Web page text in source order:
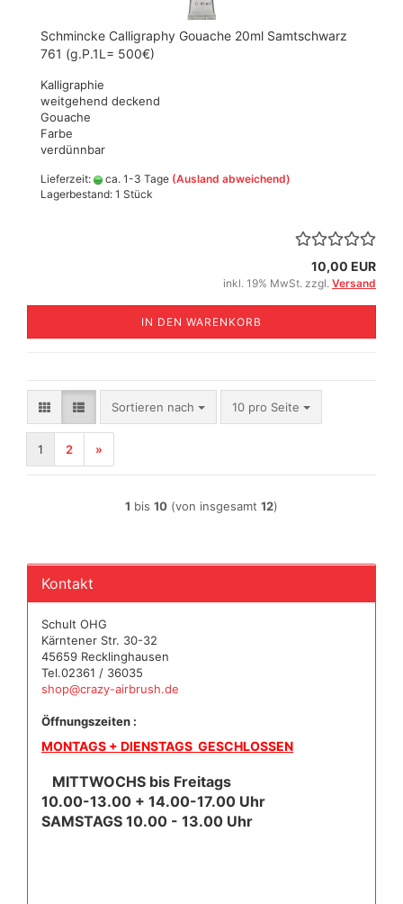
Schmincke Calligraphy Gouache 20ml Samtschwarz
761 (g.P.1L= 500€)
Kalligraphie
weitgehend deckend
Gouache
Farbe
verdünnbar
Lieferzeit: ca. 1-3 Tage (Ausland abweichend)
Lagerbestand: 1 Stück
10,00 EUR
inkl. 19% MwSt. zzgl. Versand
IN DEN WARENKORB
Sortieren nach
Sortieren nach 10 pro Seite
pro Seite
1 2 »
1 bis 10 (von insgesamt 12)
Kontakt
Schult OHG
Kärntener Str. 30-32
45659 Recklinghausen
Tel.02361 / 36035
shop@crazy-airbrush.de
Öffnungszeiten :
MONTAGS + DIENSTAGS GESCHLOSSEN
MITTWOCHS bis Freitags
10.00-13.00 + 14.00-17.00 Uhr
SAMSTAGS 10.00 - 13.00 Uhr